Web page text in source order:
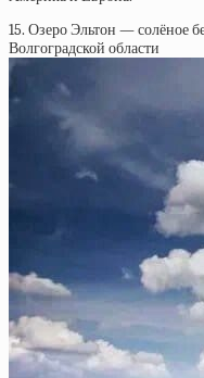
15. Озеро Эльтон — солёное
Волгоградской области